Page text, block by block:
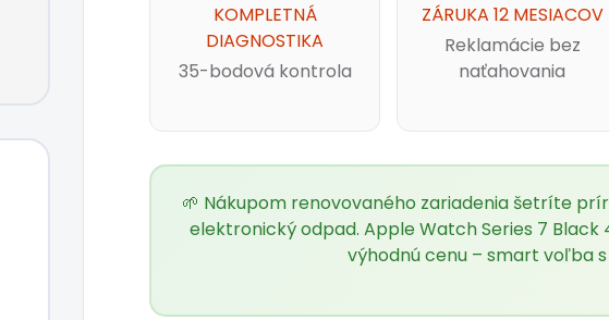
KOMPLETNÁ
DIAGNOSTIKA
35-bodová kontrola
ZÁRUKA 12 MESIACOV
Reklamácie bez
naťahovania
🌱 Nákupom renovovaného zariadenia šetríte
elektronický odpad. Apple Watch Series 7 Black
výhodnú cenu – smart voľba s